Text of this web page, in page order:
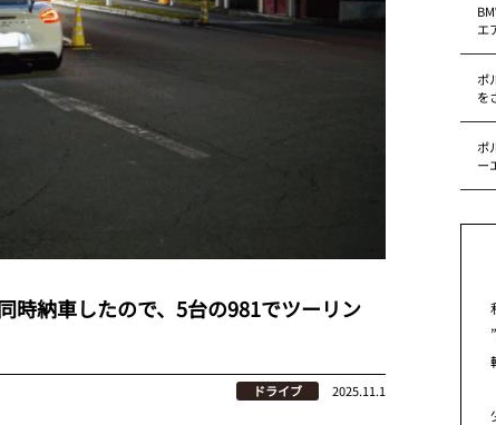
時納車したので、5台の981でツーリン
ドライブ 2025.11.1
エ
ポ
を
ポ
ー